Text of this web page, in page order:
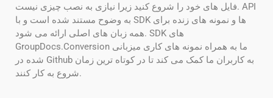
فایل های خود را شروع کنید زیرا نیازی به نصب چیزی نیست. API
به وضوح مستند شده است و با SDK ها و نمونه های زنده برای
همه زبان های اصلی ارائه می شود. SDK های
GroupDocs.Conversion ما به همراه نمونه های کاری میزبانی
شده در Github به کاربران ما کمک می کند تا در کوتاه ترین زمان
شروع به کار کنند.